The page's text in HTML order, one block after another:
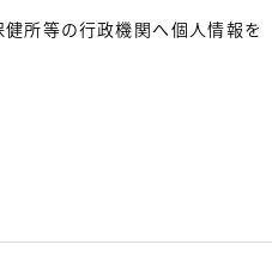
健所等の行政機関へ個人情報を